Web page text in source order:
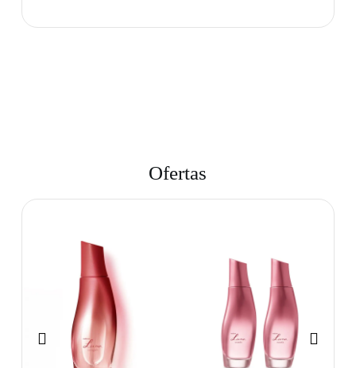
Ofertas